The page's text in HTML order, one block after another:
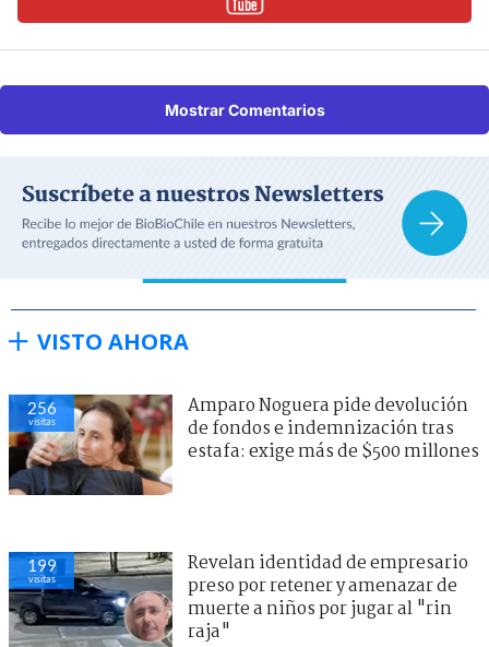
Mostrar Comentarios
VISTO AHORA
256
visitas
Amparo Noguera pide devolución
de fondos e indemnización tras
estafa: exige más de $500 millones
199
visitas
Revelan identidad de empresario
preso por retener y amenazar de
muerte a niños por jugar al "rin
raja"